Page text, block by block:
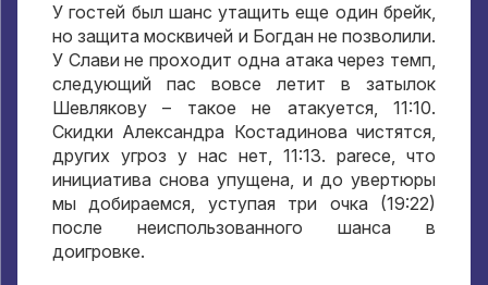
У гостей был шанс утащить еще один брейк,
но защита москвичей и Богдан не позволили.
У Слави не проходит одна атака через темп,
следующий пас вовсе летит в затылок
Шевлякову – такое не атакуется, 11:10.
Скидки Александра Костадинова чистятся,
других угроз у нас нет, 11:13. parece, что
инициатива снова упущена, и до увертюры
мы добираемся, уступая три очка (19:22)
после неиспользованного шанса в
доигровке.